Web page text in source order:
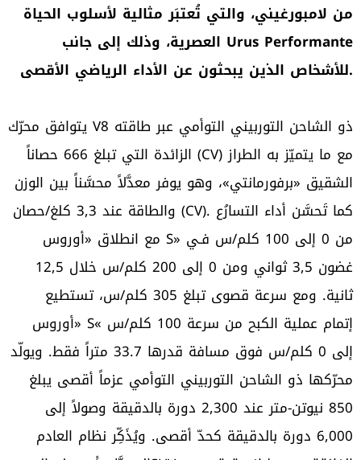
من لامبورغيني، والتي تُعتبَر مثالية لأسلوب الحياة
العصرية، وذلك إلى جانب Urus Performante
للأشخاص الذين يبحثون عن الأداء الرياضي الأقصى.
يتوافق محرّك V8 ذو الشاحن التوربيني التوأمي عبر طاقته
الزائدة التي تبلغ 666 حصاناً (CV) مع ما يتميّز به الطراز
الشقيق «برفورمانتي»، وهو يوفر معدَّلاً محسَّناً بين الوزن
والطاقة عند 3,3 كلغ/حصان (CV). كما تَحسَّن أداء التسارُع
مع انطلاق «أوروس S» من 0 إلى 100 كلم/س فـي
غضون 3,5 ثواني ومن 0 إلى 200 كلم/س خلال 12,5
ثانية. ومع سرعة قصوى تبلغ 305 كلم/س، تستطيع
«أوروس S« إتمام عملية الكبح من سرعة 100 كلم/س
إلى 0 كلم/س فوق مسافة قدرها 33.7 متراً فقط. ويولّد
محرّكها ذو الشاحن التوربيني التوأمي عزماً أقصى يبلغ
850 نيوتن-متر عند 2,300 دورة بالدقيقة وصولاً إلى
6,000 دورة بالدقيقة كحدّ أقصى. ويُذَكِّر نظام العادم